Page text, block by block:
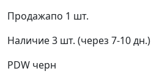
Продажапо 1 шт.
Наличие3 шт. (через 7-10 дн.)
PDW черн